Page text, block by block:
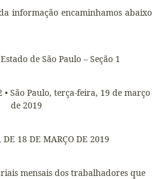
informação encaminhamos abaixo
de São Paulo – Seção 1
• São Paulo, terça-feira, 19 de março
de 2019
18 DE MARÇO DE 2019
mensais dos trabalhadores que